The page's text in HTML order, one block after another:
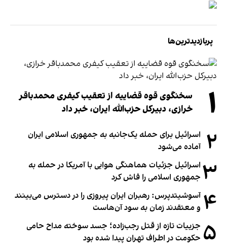
پربازدیدترین‌ها
۱
سخنگوی قوه قضاییه از تعقیب کیفری محمدباقر
خرازی، دبیر‌کل حزب‌الله ایران، خبر داد
۲ اسرائیل برای حمله یک‌جانبه به جمهوری اسلامی ایران
آماده می‌شود
۳ اسرائیل جزئیات هماهنگی هوایی با آمریکا در حمله به
جمهوری اسلامی را فاش کرد
۴ آسوشیتدپرس: رهبران ایران پیروزی را در دسترس می‌بینند
و معتقدند زمان به سود آن‌هاست
۵ جزییات تازه از قتل رجب‌زاده؛ جسد سوخته مداح حامی
حکومت در اطراف تهران پیدا شده بود